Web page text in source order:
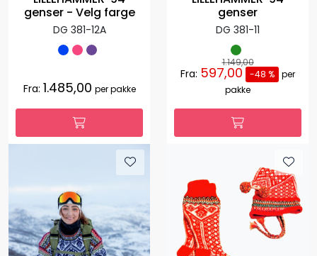
genser - Velg farge
DG 381-12A
Fra: 1.485,00 per pakke
genser
DG 381-11
1.149,00
Fra: 597,00 -48 % per
pakke